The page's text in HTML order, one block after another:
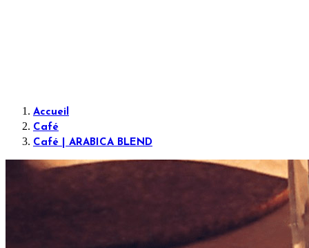
Accueil
Café
Café | ARABICA BLEND